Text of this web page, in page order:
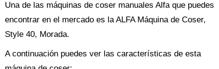
Una de las máquinas de coser manuales Alfa que puedes
encontrar en el mercado es la ALFA Máquina de Coser,
Style 40, Morada.
A continuación puedes ver las características de esta